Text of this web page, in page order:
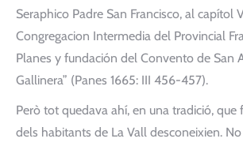
Seraphico Padre San Francisco, al capítol
Congregacion Intermedia del Provincial
Planes y fundación del Convento de San
Gallinera” (Panes 1665: III 456-457).
Però tot quedava ahí, en una tradició,
dels habitants de La Vall desconeixien.